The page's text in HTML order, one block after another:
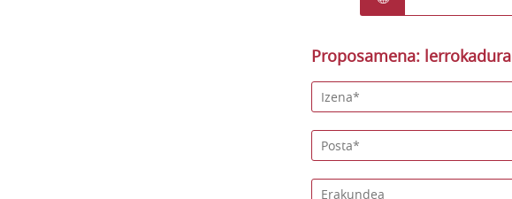
Proposamena: lerrokadura